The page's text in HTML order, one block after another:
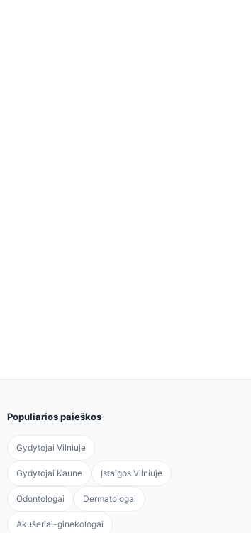
Populiarios paieškos
Gydytojai Vilniuje
Gydytojai Kaune Įstaigos Vilniuje
Odontologai Dermatologai
Akušeriai-ginekologai